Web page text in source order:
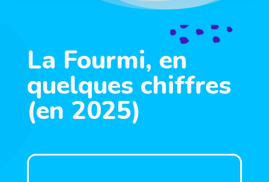
La Fourmi, en
quelques chiffres
(en 2025)